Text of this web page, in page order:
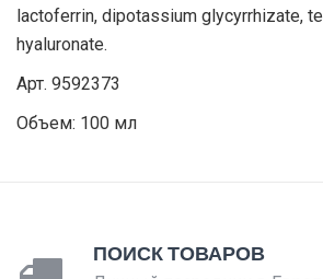
lactoferrin, dipotassium glycyrrhizate,
hyaluronate.
Арт. 9592373
Объем: 100 мл
ПОИСК ТОВАРОВ